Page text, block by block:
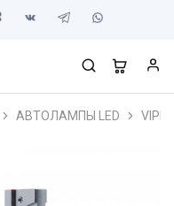
АВТОЛАМПЫ LED VIPER